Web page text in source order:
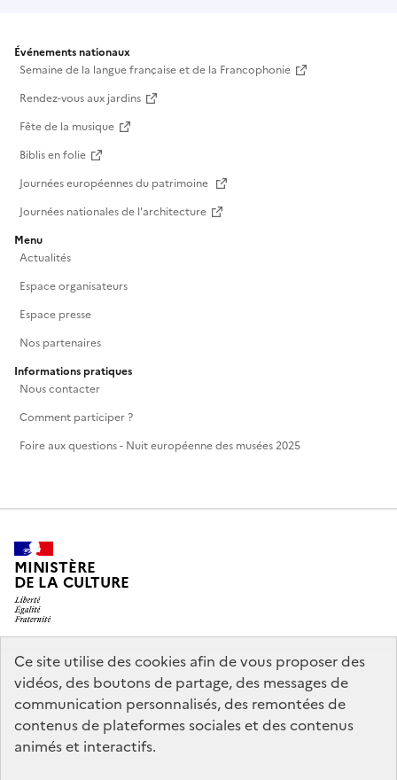
Ce site utilise des cookies afin de vous proposer des
vidéos, des boutons de partage, des messages de
communication personnalisés, des remontées de
contenus de plateformes sociales et des contenus
animés et interactifs.
Événements nationaux
Semaine de la langue française et de la Francophonie
Rendez-vous aux jardins
Fête de la musique
Biblis en folie
Journées européennes du patrimoine
Journées nationales de l'architecture
Menu
Actualités
Espace organisateurs
Espace presse
Nos partenaires
Informations pratiques
Nous contacter
Comment participer ?
Foire aux questions - Nuit européenne des musées 2025
MINISTÈRE
DE LA CULTURE
legifrance.gouv.fr
info.gouv.fr
service-public.gouv.fr
data.gouv.fr